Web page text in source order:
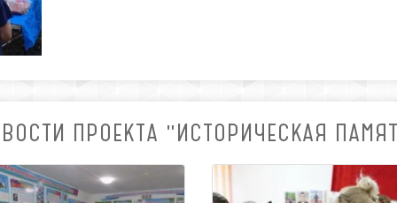
ПРОЕКТА "ИСТОРИЧЕСКАЯ